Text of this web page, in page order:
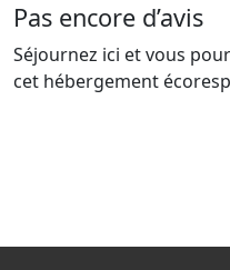
Pas encore d’avis
Séjournez ici et vous
cet hébergement